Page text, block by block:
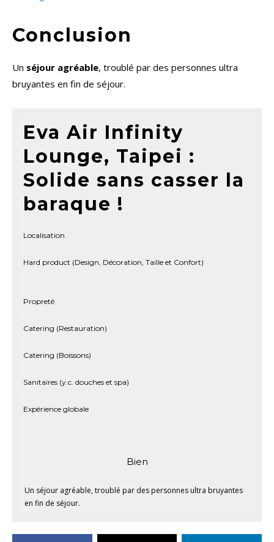
Conclusion
Un séjour agréable, troublé par des personnes ultra
bruyantes en fin de séjour.
Eva Air Infinity
Lounge, Taipei :
Solide sans casser la
baraque !
Localisation
Hard product (Design, Décoration, Taille et Confort)
Propreté
Catering (Restauration)
Catering (Boissons)
Sanitaires (y.c. douches et spa)
Expérience globale
Bien
Un séjour agréable, troublé par des personnes ultra bruyantes
en fin de séjour.